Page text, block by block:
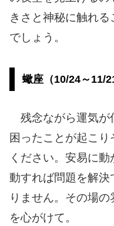
きさと神秘に触れ
でしょう。
蠍座（10/24～11/
残念ながら運気が
困ったことが起こ
ください。安易に
動すれば問題を解
りません。その場
を心がけて。